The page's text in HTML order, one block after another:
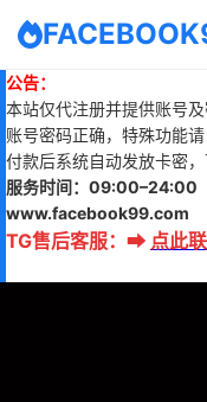
公告：
本站仅代注册并提供账号
账号密码正确，特殊功能请
付款后系统自动发放卡密
服务时间： 09:00–24:00
www.facebook99.com
TG售后客服： ➡ 点此